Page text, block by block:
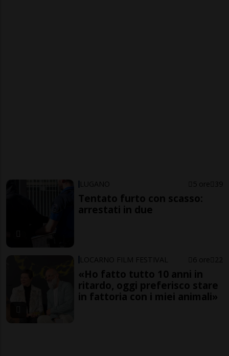
LUGANO 5 ore 39
Tentato furto con scasso:
arrestati in due
LOCARNO FILM FESTIVAL 6 ore 22
«Ho fatto tutto 10 anni in
ritardo, oggi preferisco stare
in fattoria con i miei animali»